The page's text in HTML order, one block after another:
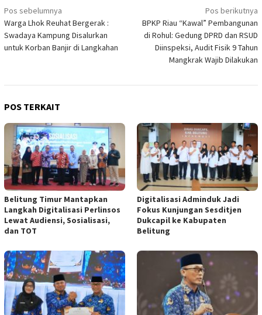
Navigasi
pos
Pos sebelumnya
Warga Lhok Reuhat Bergerak :
Swadaya Kampung Disalurkan
untuk Korban Banjir di Langkahan
Pos berikutnya
BPKP Riau “Kawal” Pembangunan
di Rohul: Gedung DPRD dan RSUD
Diinspeksi, Audit Fisik 9 Tahun
Mangkrak Wajib Dilakukan
POS TERKAIT
Belitung Timur Mantapkan
Langkah Digitalisasi Perlinsos
Lewat Audiensi, Sosialisasi,
dan TOT
Digitalisasi Adminduk Jadi
Fokus Kunjungan Sesditjen
Dukcapil ke Kabupaten
Belitung